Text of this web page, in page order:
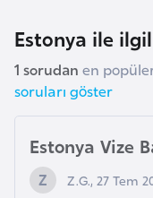
Estonya ile
1 sorudan en
soruları göster
Estonya Vize
Z.G., 27 Tem
y
n
B
a
n
g